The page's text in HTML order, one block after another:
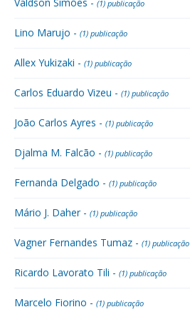
(1) publicação
Lino Marujo - (1) publicação
Allex Yukizaki - (1) publicação
Carlos Eduardo Vizeu - (1) publicação
João Carlos Ayres - (1) publicação
Djalma M. Falcão - (1) publicação
Fernanda Delgado - (1) publicação
Mário J. Daher - (1) publicação
Vagner Fernandes Tumaz - (1) publicação
Ricardo Lavorato Tili - (1) publicação
Marcelo Fiorino - (1) publicação